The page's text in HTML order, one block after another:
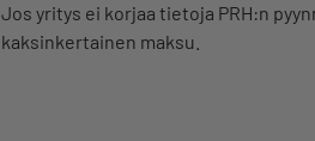
Jos yritys ei korjaa tietoja PRH:n
kaksinkertainen maksu.